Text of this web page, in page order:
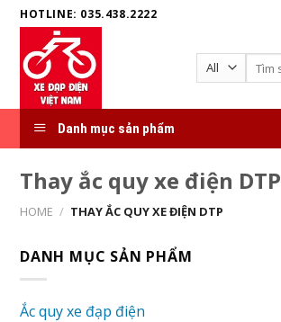
Skip
content
HOTLINE: 035.438.2222
Search
for:
Danh mục sản phẩm
Thay ắc quy xe điện DTP
HOME / THAY ẮC QUY XE ĐIỆN DTP
DANH MỤC SẢN PHẨM
Ắc quy xe đạp điện